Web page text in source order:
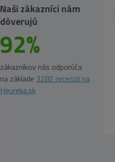
Naši zákazníci nám
dôverujú
92%
zákazníkov nás odporúča
na základe 3282 recenzií na
Heureka.sk